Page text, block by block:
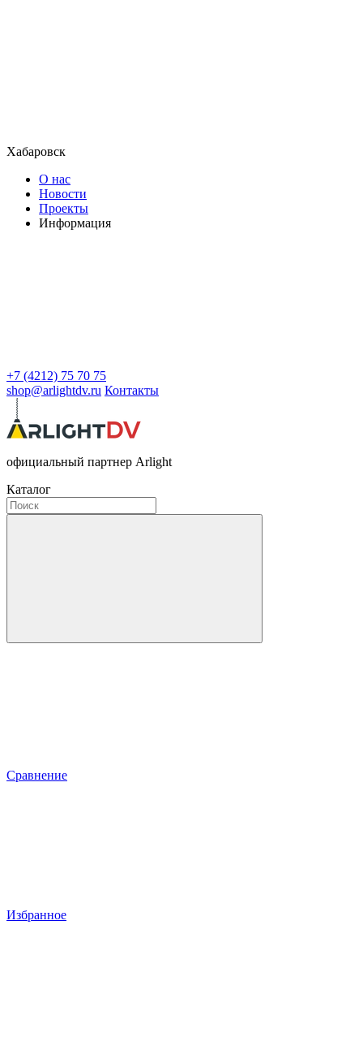
Хабаровск
О нас
Новости
Проекты
Информация
+7 (4212) 75 70 75
shop@arlightdv.ru Контакты
официальный партнер Arlight
Каталог
Сравнение
Избранное